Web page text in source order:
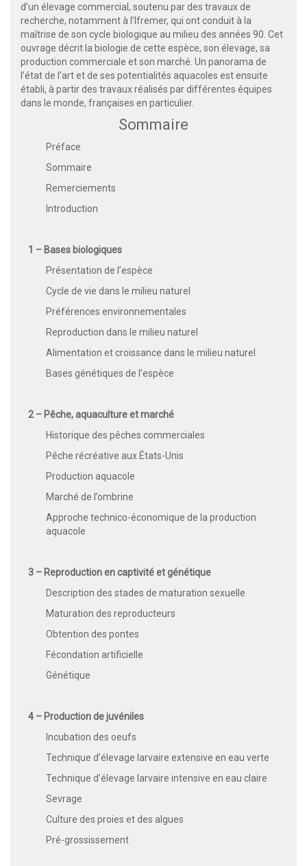
d’un élevage commercial, soutenu par des travaux de
recherche, notamment à l’Ifremer, qui ont conduit à la
maîtrise de son cycle biologique au milieu des années 90. Cet
ouvrage décrit la biologie de cette espèce, son élevage, sa
production commerciale et son marché. Un panorama de
l’état de l’art et de ses potentialités aquacoles est ensuite
établi, à partir des travaux réalisés par différentes équipes
dans le monde, françaises en particulier.
Sommaire
Préface
Sommaire
Remerciements
Introduction
1 – Bases biologiques
Présentation de l’espèce
Cycle de vie dans le milieu naturel
Préférences environnementales
Reproduction dans le milieu naturel
Alimentation et croissance dans le milieu naturel
Bases génétiques de l’espèce
2 – Pêche, aquaculture et marché
Historique des pêches commerciales
Pêche récréative aux États-Unis
Production aquacole
Marché de l’ombrine
Approche technico-économique de la production
aquacole
3 – Reproduction en captivité et génétique
Description des stades de maturation sexuelle
Maturation des reproducteurs
Obtention des pontes
Fécondation artificielle
Génétique
4 – Production de juvéniles
Incubation des oeufs
Technique d’élevage larvaire extensive en eau verte
Technique d’élevage larvaire intensive en eau claire
Sevrage
Culture des proies et des algues
Pré-grossissement